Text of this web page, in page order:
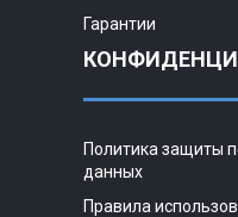
Гарантии
Политика защиты
данных
Правила